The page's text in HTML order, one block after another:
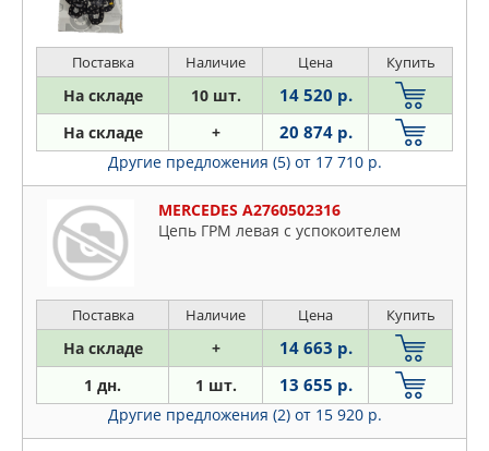
Поставка Наличие Цена Купить
На складе 10 шт. 14 520 р.
На складе + 20 874 р.
Другие предложения (5) от 17 710 р.
MERCEDES A2760502316
Цепь ГРМ левая с успокоителем
Поставка Наличие Цена Купить
На складе + 14 663 р.
1 дн. 1 шт. 13 655 р.
Другие предложения (2) от 15 920 р.